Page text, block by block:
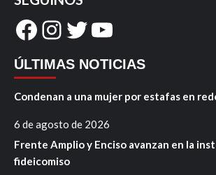
Facebook
Instagram
Twitter
YouTube
ÚLTIMAS NOTICIAS
Condenan a una mujer por estafas en
6 de agosto de 2026
Frente Amplio y Enciso avanzan en la
fideicomiso